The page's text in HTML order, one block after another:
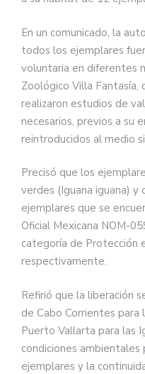
En un comunicado, la
todos los ejemplares
voluntaria en diferentes
Zoológico Villa Fantasía,
realizaron estudios de
necesarios, previos a su
reintroducidos al medio
Precisó que los
verdes (Iguana iguana) y
ejemplares que se
Oficial Mexicana NOM-
categoría de Protección
respectivamente.
Refirió que la liberación
de Cabo Corrientes para
Puerto Vallarta para las
condiciones ambientales
ejemplares y la